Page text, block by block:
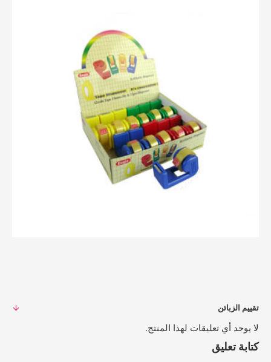
تقييم الزبائن
لا يوجد أي تعليقات لهذا المنتج.
كتابة تعليق